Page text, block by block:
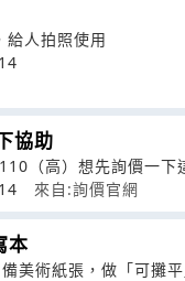
給人拍照使用
協助
（高）想先詢價一下
來自:詢價官網
本
美術紙張，做「可攤平